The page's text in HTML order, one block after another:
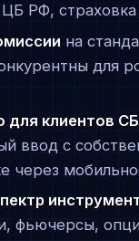
РФ,
на
для
для клиентов
ввод с
через
фьючерсы,